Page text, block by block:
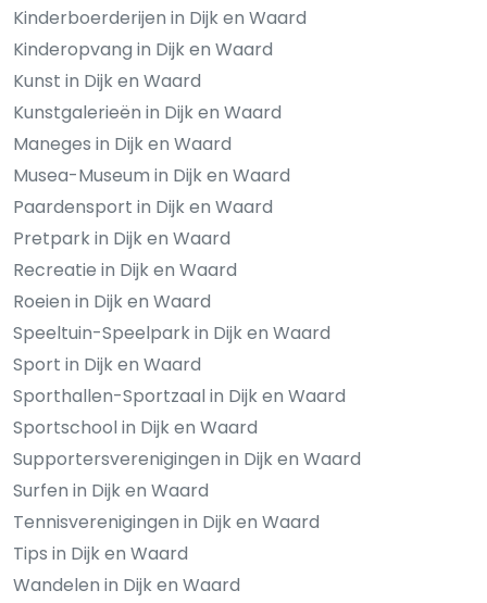
Kinderboerderijen in Dijk en Waard
Kinderopvang in Dijk en Waard
Kunst in Dijk en Waard
Kunstgalerieën in Dijk en Waard
Maneges in Dijk en Waard
Musea-Museum in Dijk en Waard
Paardensport in Dijk en Waard
Pretpark in Dijk en Waard
Recreatie in Dijk en Waard
Roeien in Dijk en Waard
Speeltuin-Speelpark in Dijk en Waard
Sport in Dijk en Waard
Sporthallen-Sportzaal in Dijk en Waard
Sportschool in Dijk en Waard
Supportersverenigingen in Dijk en Waard
Surfen in Dijk en Waard
Tennisverenigingen in Dijk en Waard
Tips in Dijk en Waard
Wandelen in Dijk en Waard